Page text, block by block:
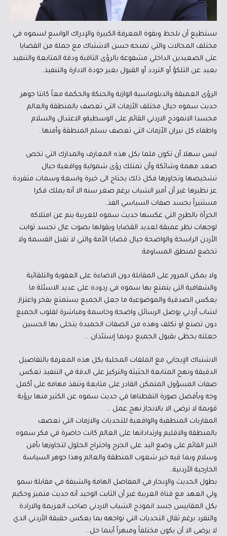
نستطيع أن نلحظ وبقوة المعرفة الكبيرة والإدراك الواسع لسموه في
مختلف المجالات والتي تمنحه حسن الاشتباك مع جملة من القضايا
على الصعيدين الداخلي مشفوعة بالرؤى الثاقبة ودقة المتابعة والتنفيذ
بعيد عن التلكؤ أو التردد أو القبول بغير جودة الادارة والتنفيذ..
الرؤى العميقة والدبلوماسية الوازنة والحنكة والحكمة معاً كانتا جوهر
حديث سموه حيال مختلف الأزمات التي تعصف بالمنطقة والعالم
مجسدا الانموذج الاردني القائم على الوسطيةو الاعتدال والسلام
واطفاء كل نيران الأزمات التي تعصف بسلم المنطقة وأمنها..
ليس سهلا أن تكون ملما بكل هذه المعارف والمدارك التي تخص
صعد مهمة وشائكة وأن تمتلك رؤى شمولية وواقعية حيال
تشخيصها وتجاوزها فكل ذلك يحتاج الى خبرة واسعة وسمات متفردة
عز نظيرها غير أن أمير الشباب برغم صغر سنه الا أنه يملك فكرا
مستنيراً يجسد صفات السياسي الفذ..
الجرأة بالطرح التي عكسها حديث سموه للعربية ينم عن امتلاكه
لوجهات نظر عميقة لعديد القضايا ويقولها بصوت عال تجسد ثوابت
الأردن الراسخة والواضحة حيال قضايا الأمة والتي لا تقبل القسمة ولا
تخضع لمنطق المساومة.
ولا يمكن المرور على المقابلة دون الاضاءة على العفوية والتلقائية
والشفافية التي يتمتع بها سموه في ردوده على عديد الاسئلة ما
يعكس الصدقية والموضوعية ما جعل الجميع يستمتع بفخر واعتزاز
لشاب أردني يوصل الرسائل واضحة وحاسمة ومباشرة لقلوب الجميع
دون تصنع او تكلف وهذه من الصفات الحميدة يتحلى بها الحسين
جعلته يحظى بقبول الجميع دونما إستئذان …
الاشتباك الإيجابي مع الملفات المحلية بكل هذه المعرفة بالتفاصيل
الدقيقة ونهج المتابعة الحثيثة والتركيز على الدقة في التنفيذ تعكس
صفات المسؤول المتمكن القادر على متابعة وتنفذ مهامه على أكمل
وجه وبأفضل صورة التقطناها في حديث سموه عن الكثير منها برؤية
قويمة لا ترضى الا بالانجاز نهج عمل ..
المقاربات المنطقية والواقعية للتحديات والازمات التي تعصف
بالمنطقة والاقليم وارتداداتها على العالم كانت حاضرة في فكر سموه
النير القائم على وضع اليد على الجرح واجتراح الحلول لتجاوزها بأمن
وسلام وبما فيه خير شعوب المنطقة والعالم وهذا جوهر السياسة
الخارجية الأردنية..
يطول الحديث والإبحار في المفاصل الهامة والشيقة في مقابلة سمو
ولي العهد مع قناة العربية غير أن الثابت الوحيد أنه حديث متميز وحكيم
بكل المقاييس جسد انموذج الشباب الاردني صاحب العزيمة والارادة
والتفرد برغم ثقال التحديات التي تواجهه بما يعكس حقيقة الأردني الذي
لا يرضى الا أن يكون مختلفاً ومبهراً أينما حل…